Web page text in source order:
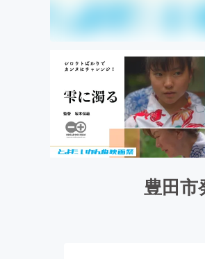
豊田市